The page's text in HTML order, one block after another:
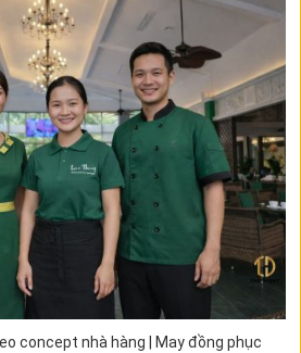
concept nhà hàng | May đồng phục